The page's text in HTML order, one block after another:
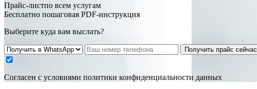
Прайс-листпо всем услугам
Бесплатно пошаговая PDF-инструкция
Выберите куда вам выслать?
Получить прайс сейчас
Cогласен с условиями политики конфиденциальности данных